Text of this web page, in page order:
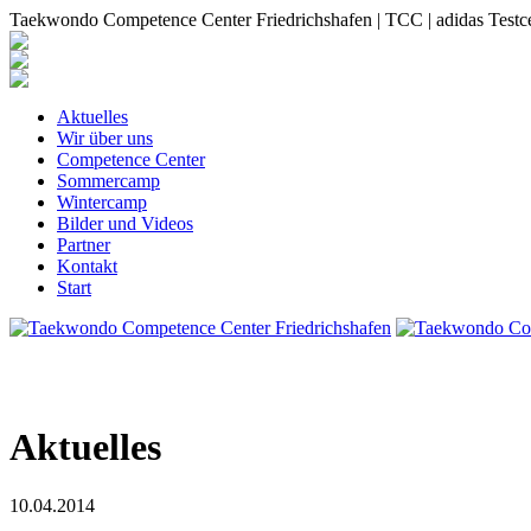
Taekwondo Competence Center Friedrichshafen | TCC | adidas
Aktuelles
Wir über uns
Competence Center
Sommercamp
Wintercamp
Bilder und Videos
Partner
Kontakt
Start
Aktuelles
10.04.2014